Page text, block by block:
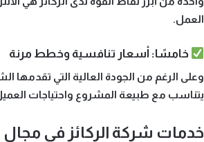
العمل.
خامسًا: أسعار تنافسية وخطط مرنة
وعلى الرغم من الجودة العالية التي تقدمها
يتناسب مع طبيعة المشروع واحتياجات
خدمات شركة الركائز في مجال